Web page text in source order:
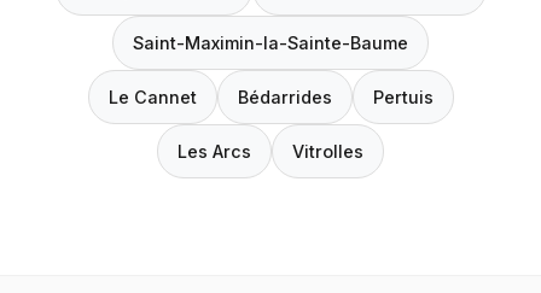
Saint-Maximin-la-Sainte-Baume
Le Cannet Bédarrides Pertuis
Les Arcs Vitrolles